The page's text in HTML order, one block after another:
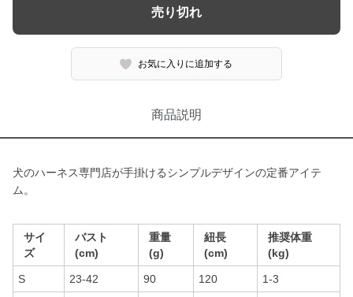
売り切れ
お気に入りに追加する
商品説明
犬のハーネス専門店が手掛けるシンプルデザインの定番アイテ
ム。
サイ
ズ
バスト
(cm)
重量
(g)
紐長
(cm)
推奨体重
(kg)
S 23-42 90 120 1-3